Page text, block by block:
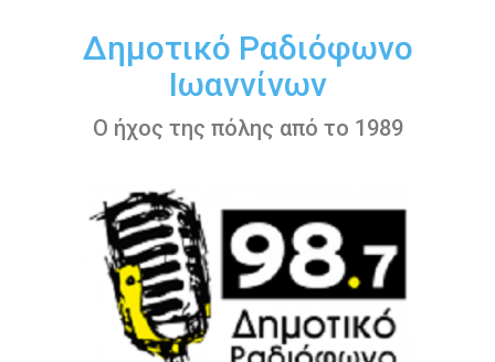
περιεχόμενοΔημοτικό Ραδιόφωνο
Ιωαννίνων
Ο ήχος της πόλης από το 1989